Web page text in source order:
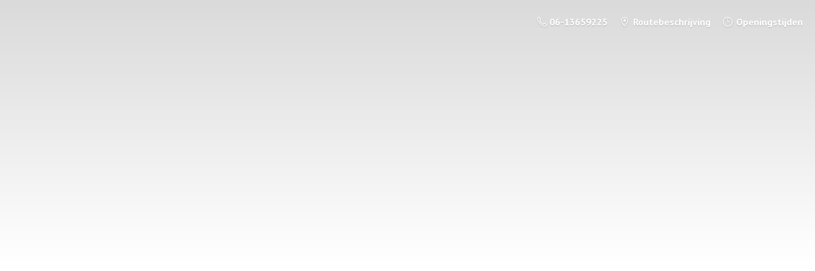
06-13659225 Routebeschrijving Openingstijden